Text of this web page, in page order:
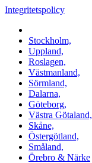
Integritetspolicy
Stockholm,
Uppland,
Roslagen,
Västmanland,
Sörmland,
Dalarna,
Göteborg,
Västra Götaland,
Skåne,
Östergötland,
Småland,
Örebro & Närke